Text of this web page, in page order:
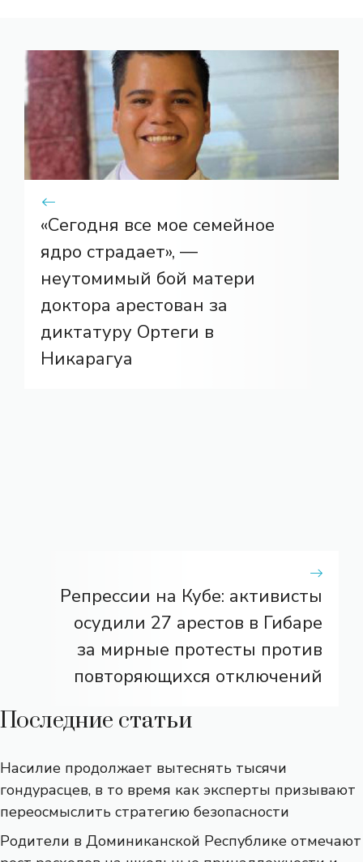
«Сегодня все мое семейное
ядро ​​страдает», —
неутомимый бой матери
доктора арестован за
диктатуру Ортеги в
Никарагуа
Репрессии на Кубе: активисты
осудили 27 арестов в Гибаре
за мирные протесты против
повторяющихся отключений
Последние статьи
Насилие продолжает вытеснять тысячи
гондурасцев, в то время как эксперты призывают
переосмыслить стратегию безопасности
Родители в Доминиканской Республике отмечают